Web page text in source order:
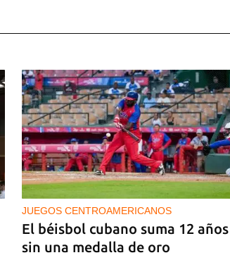
JUEGOS CENTROAMERICANOS
El béisbol cubano suma 12 años
sin una medalla de oro